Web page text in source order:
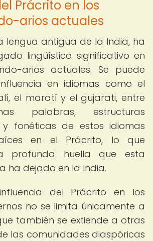
Prácrito en los
arios actuales
lengua antigua de la India, ha
lingüístico significativo en
arios actuales. Se puede
en idiomas como el
el maratí y el gujarati, entre
palabras, estructuras
fonéticas de estos idiomas
en el Prácrito, lo que
profunda huella que esta
ha dejado en la India.
del Prácrito en los
no se limita únicamente a
también se extiende a otras
las comunidades diaspóricas